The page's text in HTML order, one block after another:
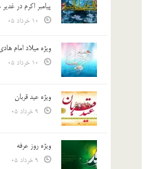
پیامبر اکرم در
ویژه میلاد امام
ویژه عید قربان
ویژه روز عرفه